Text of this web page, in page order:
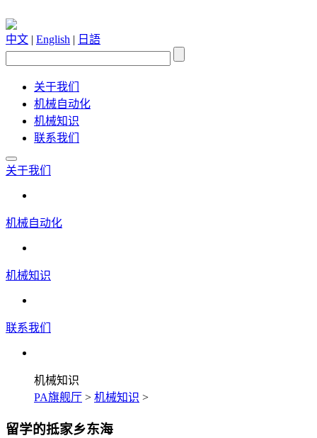
中文 | English | 日語
关于我们
机械自动化
机械知识
联系我们
关于我们
机械自动化
机械知识
联系我们
机械知识
PA旗舰厅 > 机械知识 >
留学的抵家乡东海